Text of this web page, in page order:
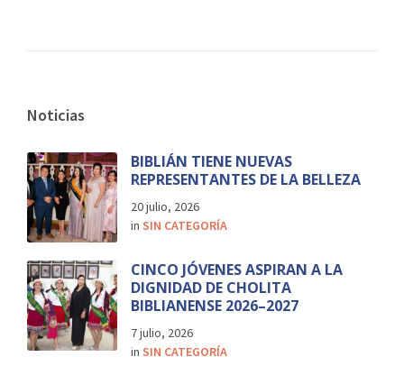
Noticias
BIBLIÁN TIENE NUEVAS
REPRESENTANTES DE LA BELLEZA
20 julio, 2026
in SIN CATEGORÍA
CINCO JÓVENES ASPIRAN A LA
DIGNIDAD DE CHOLITA
BIBLIANENSE 2026–2027
7 julio, 2026
in SIN CATEGORÍA